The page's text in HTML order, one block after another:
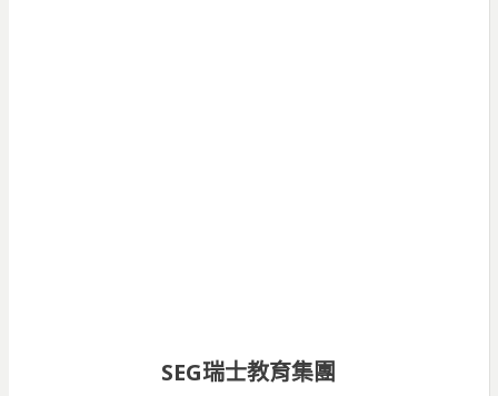
SEG瑞士教育集團